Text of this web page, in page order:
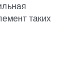
таких